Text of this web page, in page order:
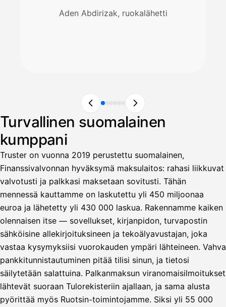
Aden Abdirizak, ruokalähetti
Turvallinen suomalainen
kumppani
Truster on vuonna 2019 perustettu suomalainen,
Finanssivalvonnan hyväksymä maksulaitos: rahasi liikkuvat
valvotusti ja palkkasi maksetaan sovitusti. Tähän
mennessä kauttamme on laskutettu yli 450 miljoonaa
euroa ja lähetetty yli 430 000 laskua. Rakennamme kaiken
olennaisen itse — sovellukset, kirjanpidon, turvapostin
sähköisine allekirjoituksineen ja tekoälyavustajan, joka
vastaa kysymyksiisi vuorokauden ympäri lähteineen. Vahva
pankkitunnistautuminen pitää tilisi sinun, ja tietosi
säilytetään salattuina. Palkanmaksun viranomaisilmoitukset
lähtevät suoraan Tulorekisteriin ajallaan, ja sama alusta
pyörittää myös Ruotsin-toimintojamme. Siksi yli 55 000
Avustaja